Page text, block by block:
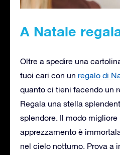
A Natale
Oltre a spedire una
tuoi cari con un regalo di
quanto ci tieni facendo un
Regala una stella
splendore. Il modo
apprezzamento è
nel cielo notturno. Prova a